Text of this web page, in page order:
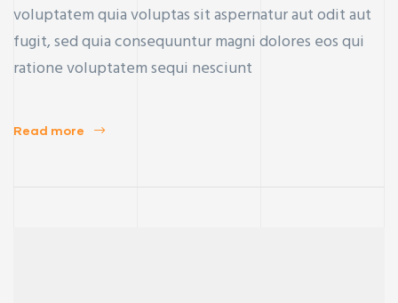
voluptatem quia voluptas sit aspernatur aut odit aut
fugit, sed quia consequuntur magni dolores eos qui
ratione voluptatem sequi nesciunt
Read more